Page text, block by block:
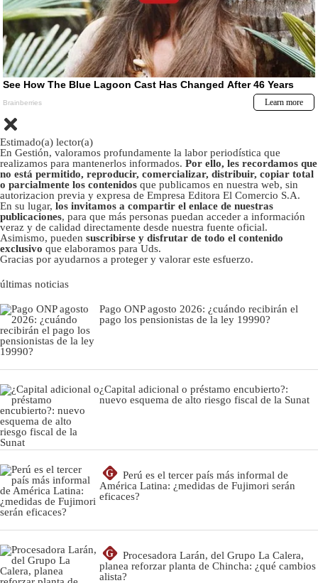
Estimado(a) lector(a)
En Gestión, valoramos profundamente la labor periodística que
realizamos para mantenerlos informados. Por ello, les recordamos que
no está permitido, reproducir, comercializar, distribuir, copiar total
o parcialmente los contenidos que publicamos en nuestra web, sin
autorizacion previa y expresa de Empresa Editora El Comercio S.A.
En su lugar, los invitamos a compartir el enlace de nuestras
publicaciones, para que más personas puedan acceder a información
veraz y de calidad directamente desde nuestra fuente oficial.
Asimismo, pueden suscribirse y disfrutar de todo el contenido
exclusivo que elaboramos para Uds.
Gracias por ayudarnos a proteger y valorar este esfuerzo.
últimas noticias
Pago ONP agosto 2026: ¿cuándo recibirán el
pago los pensionistas de la ley 19990?
¿Capital adicional o préstamo encubierto?:
nuevo esquema de alto riesgo fiscal de la Sunat
G
Perú es el tercer país más informal de
América Latina: ¿medidas de Fujimori serán
eficaces?
G
Procesadora Larán, del Grupo La Calera,
planea reforzar planta de Chincha: ¿qué cambios
alista?